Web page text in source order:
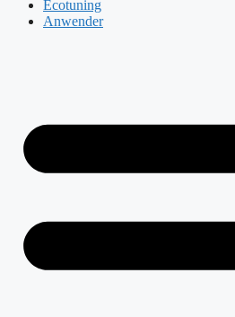
Ecotuning
Anwender